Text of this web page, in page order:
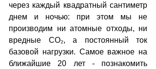
через каждый квадратный сантиметр
днем и ночью: при этом мы не
производим ни атомные отходы, ни
вредные CO₂, а постоянный ток
базовой нагрузки. Самое важное на
ближайшие 20 лет - познакомить